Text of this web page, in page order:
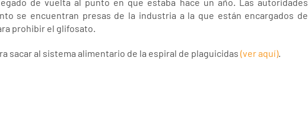
se encuentran presas de la industria a la que están encargados de
prohibir el glifosato.
sacar al sistema alimentario de la espiral de plaguicidas (ver aquí).